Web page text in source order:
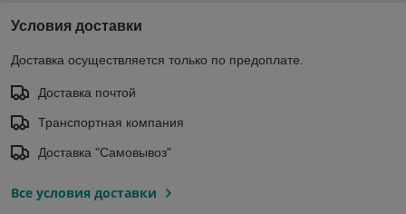
Условия доставки
Доставка осуществляется только по предоплате.
Доставка почтой
Транспортная компания
Доставка "Самовывоз"
Все условия доставки